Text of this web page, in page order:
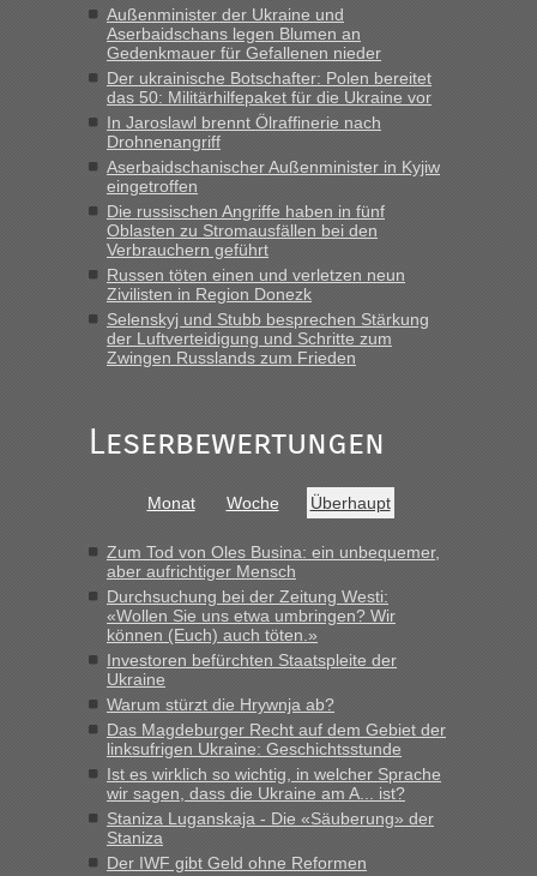
Bernd D-UAinBerichte und Reisetipps • Re: An welchem
Grenzübergang zwischen Polen und der Ukraine geht es am
schnellsten?
„Bin am Montag 15.6.26 um 8 Uhr in Urgyniw ausgereist,
das erste Mal an einem Montagmorgen ca. 15 Fahrzeuge
vor mir, bin sonst der Erste oder Zweite, egal, nach ca 20
Minuten wurde dann die nächste Welle...“
Berichte und Reisetipps • Re: An welchem
Grenzübergang zwischen Polen und der Ukraine geht es am
schnellsten?
„Derzeit, ist es überall sehr voll an den Grenzen Ukraine/
Polen. Zb. Krakovets 100 PKW ca. 10 h Wartezeit. Wollen
Montag rüber, versuchen es sehr früh.“
Außenminister der Ukraine und
Aserbaidschans legen Blumen an
Gedenkmauer für Gefallenen nieder
Der ukrainische Botschafter: Polen bereitet
das 50: Militärhilfepaket für die Ukraine vor
In Jaroslawl brennt Ölraffinerie nach
Drohnenangriff
Aserbaidschanischer Außenminister in Kyjiw
eingetroffen
Die russischen Angriffe haben in fünf
Oblasten zu Stromausfällen bei den
Verbrauchern geführt
Russen töten einen und verletzen neun
Zivilisten in Region Donezk
Selenskyj und Stubb besprechen Stärkung
der Luftverteidigung und Schritte zum
Zwingen Russlands zum Frieden
Leserbewertungen
Monat Woche Überhaupt
Zum Tod von Oles Busina: ein unbequemer,
aber aufrichtiger Mensch
Durchsuchung bei der Zeitung Westi:
«Wollen Sie uns etwa umbringen? Wir
können (Euch) auch töten.»
Investoren befürchten Staatspleite der
Ukraine
Warum stürzt die Hrywnja ab?
Das Magdeburger Recht auf dem Gebiet der
linksufrigen Ukraine: Geschichtsstunde
Ist es wirklich so wichtig, in welcher Sprache
wir sagen, dass die Ukraine am A... ist?
Staniza Luganskaja - Die «Säuberung» der
Staniza
Der IWF gibt Geld ohne Reformen